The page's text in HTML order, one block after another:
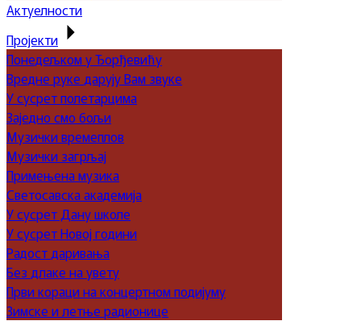
Актуелности
Пројекти
Понедељком у Ђорђевићу
Вредне руке дарују Вам звуке
У сусрет полетарцима
Заједно смо бољи
Музички времеплов
Музички загрљај
Примењена музика
Светосавска академија
У сусрет Дану школе
У сусрет Новој години
Радост даривања
Без длаке на увету
Први кораци на концертном подијуму
Зимске и летње радионице